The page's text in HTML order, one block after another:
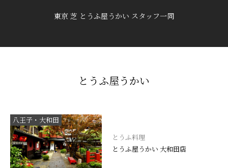
東京 芝 とうふ屋うかい スタッフ一同
とうふ屋うかい
八王子・大和田
とうふ料理
とうふ屋うかい 大和田店